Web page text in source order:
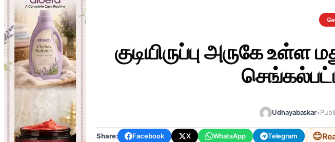
குடியிருப்பு அருகே
Udhayabaskar•
Share: Facebook X WhatsApp Telegram 😊